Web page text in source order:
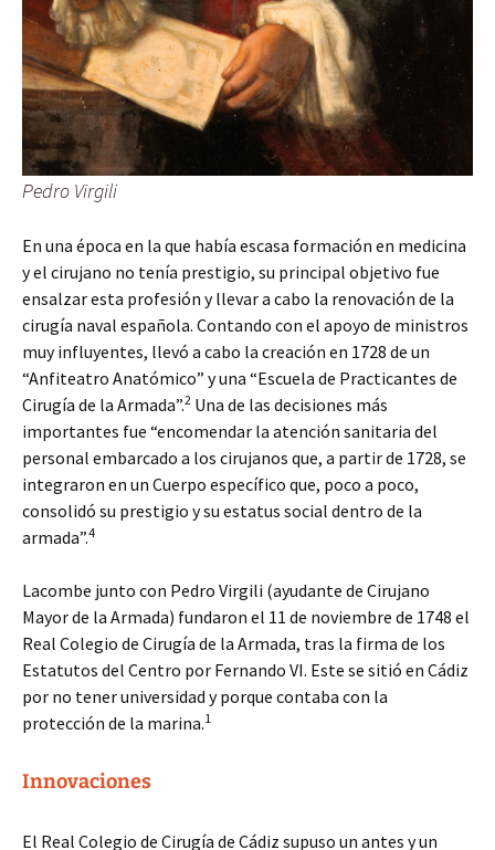
Pedro Virgili
En una época en la que había escasa formación en medicina
y el cirujano no tenía prestigio, su principal objetivo fue
ensalzar esta profesión y llevar a cabo la renovación de la
cirugía naval española. Contando con el apoyo de ministros
muy influyentes, llevó a cabo la creación en 1728 de un
“Anfiteatro Anatómico” y una “Escuela de Practicantes de
Cirugía de la Armada”.2 Una de las decisiones más
importantes fue “encomendar la atención sanitaria del
personal embarcado a los cirujanos que, a partir de 1728, se
integraron en un Cuerpo específico que, poco a poco,
consolidó su prestigio y su estatus social dentro de la
armada”.4
Lacombe junto con Pedro Virgili (ayudante de Cirujano
Mayor de la Armada) fundaron el 11 de noviembre de 1748 el
Real Colegio de Cirugía de la Armada, tras la firma de los
Estatutos del Centro por Fernando VI. Este se sitió en Cádiz
por no tener universidad y porque contaba con la
protección de la marina.1
Innovaciones
El Real Colegio de Cirugía de Cádiz supuso un antes y un